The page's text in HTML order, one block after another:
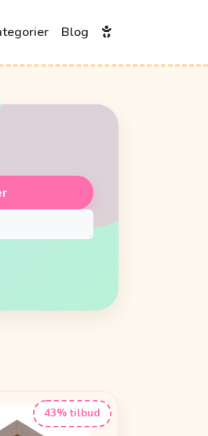
Blog
43% tilbud